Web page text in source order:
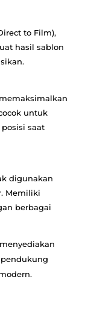
to Film),
hasil sablon
untuk
saat
digunakan
Memiliki
berbagai